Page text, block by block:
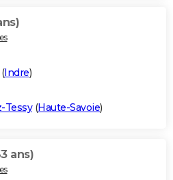
Indre)
Tessy(Haute-Savoie)
ans)